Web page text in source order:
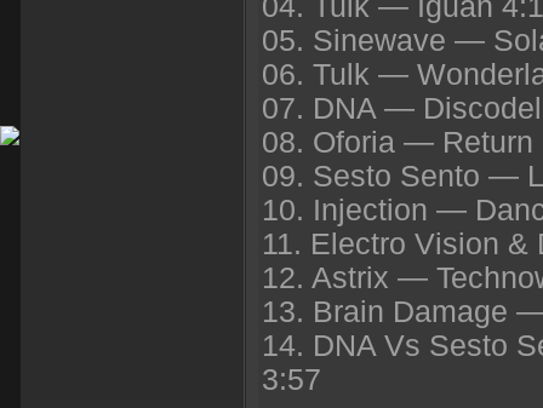
04. Tulk — Iguan
05. Sinewave —
06. Tulk —
07. DNA —
08. Oforia — Return
09. Sesto Sento —
10. Injection —
11. Electro Vision
12. Astrix —
13. Brain Damage
14. DNA Vs Sesto
3:57